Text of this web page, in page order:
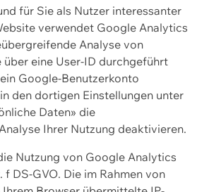
für Sie als Nutzer interessanter
verwendet Google Analytics
Analyse von
über eine User-ID durchgeführt
Google-Benutzerkonto
den dortigen Einstellungen unter
Daten» die
Ihrer Nutzung deaktivieren.
Nutzung von Google Analytics
f DS-GVO. Die im Rahmen von